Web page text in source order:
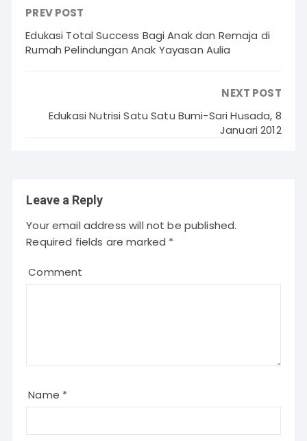
PREV POST
Edukasi Total Success Bagi Anak dan Remaja di
Rumah Pelindungan Anak Yayasan Aulia
NEXT POST
Edukasi Nutrisi Satu Satu Bumi-Sari Husada, 8
Januari 2012
Leave a Reply
Your email address will not be published.
Required fields are marked *
Comment
Name *